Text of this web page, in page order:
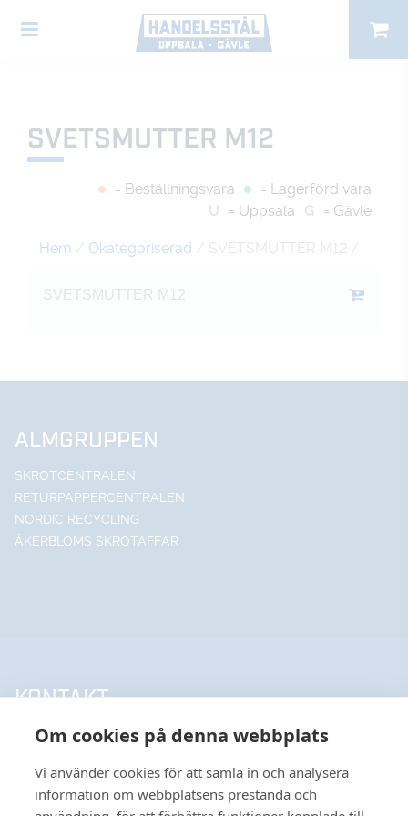
Om cookies på denna webbplats
Vi använder cookies för att samla in och analysera
information om webbplatsens prestanda och
SVETSMUTTER M12
= Beställningsvara
= Lagerförd vara
U
= Uppsala G = Gävle
Hem / Okategoriserad / SVETSMUTTER M12 /
SVETSMUTTER M12
ALMGRUPPEN
SKROTCENTRALEN
RETURPAPPERCENTRALEN
NORDIC RECYCLING
ÅKERBLOMS SKROTAFFÄR
KONTAKT
UPPSALA HANDELSSTÅL AB
INFO@UHSAB.SE
SÖDRA DEPÅGATAN 15